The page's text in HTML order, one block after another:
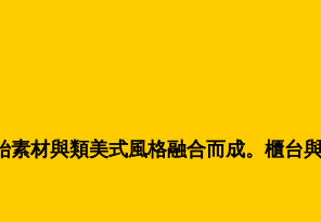
素材與類美式風格融合而成。櫃台